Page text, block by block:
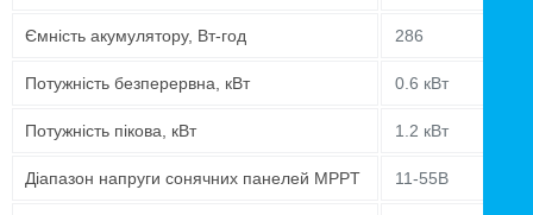
Ємність акумулятору, Вт-год 286
Потужність безперервна, кВт 0.6 кВт
Потужність пікова, кВт 1.2 кВт
Діапазон напруги сонячних панелей MPPT 11-55В